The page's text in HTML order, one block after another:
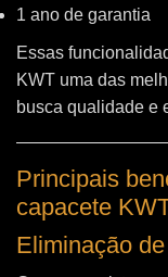
1 ano de garantia
Essas
KWT uma das
busca qualidade e
Principais
capacete
Eliminação